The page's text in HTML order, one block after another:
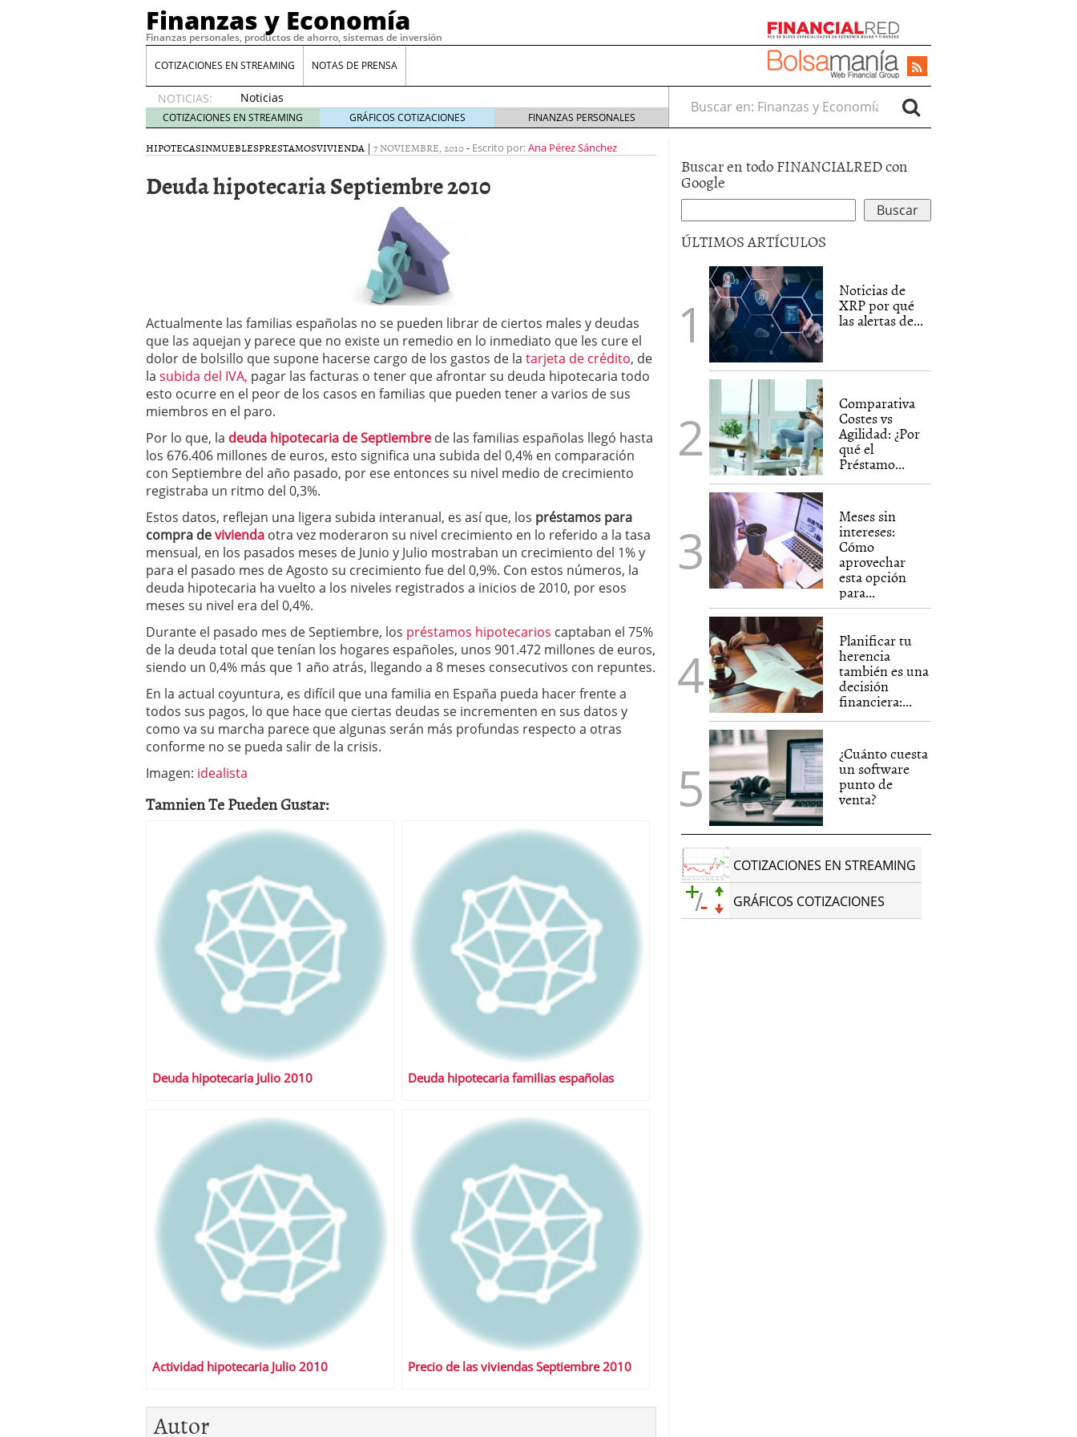
Finanzas y Economía
Finanzas personales, productos de ahorro, sistemas de inversión
COTIZACIONES EN STREAMING NOTAS DE PRENSA
NOTICIAS:
Noticias
de XRP
por qué
las
whales
Comparativa Costes vs Agilidad: ¿Por qué el Préstamo Promotor privado
12 de diciembre de 2025
Meses sin intereses: Cómo aprovechar esta opción para gestionar tus
compras 24 de noviembre de 2025
Planificar tu herencia también es una decisión financiera: cómo anticiparte
a los costes 21 de noviembre de 2025
¿Cuánto cuesta un software punto de venta? 3 de octubre de 2025
COTIZACIONES EN STREAMING GRÁFICOS COTIZACIONES FINANZAS PERSONALES
Buscar en:
HIPOTECASINMUEBLESPRESTAMOSVIVIENDA | 7 NOVIEMBRE, 2010- Escrito por:Ana Pérez Sánchez
Deuda hipotecaria Septiembre 2010
Actualmente las familias españolas no se pueden librar de ciertos males y deudas
que las aquejan y parece que no existe un remedio en lo inmediato que les cure el
dolor de bolsillo que supone hacerse cargo de los gastos de la tarjeta de crédito, de
la subida del IVA, pagar las facturas o tener que afrontar su deuda hipotecaria todo
esto ocurre en el peor de los casos en familias que pueden tener a varios de sus
miembros en el paro.
Por lo que, la deuda hipotecaria de Septiembre de las familias españolas llegó hasta
los 676.406 millones de euros, esto significa una subida del 0,4% en comparación
con Septiembre del año pasado, por ese entonces su nivel medio de crecimiento
registraba un ritmo del 0,3%.
Estos datos, reflejan una ligera subida interanual, es así que, los préstamos para
compra devivienda otra vez moderaron su nivel crecimiento en lo referido a la tasa
mensual, en los pasados meses de Junio y Julio mostraban un crecimiento del 1% y
para el pasado mes de Agosto su crecimiento fue del 0,9%. Con estos números, la
deuda hipotecaria ha vuelto a los niveles registrados a inicios de 2010, por esos
meses su nivel era del 0,4%.
Durante el pasado mes de Septiembre, los préstamos hipotecarios captaban el 75%
de la deuda total que tenían los hogares españoles, unos 901.472 millones de euros,
siendo un 0,4% más que 1 año atrás, llegando a 8 meses consecutivos con repuntes.
En la actual coyuntura, es difícil que una familia en España pueda hacer frente a
todos sus pagos, lo que hace que ciertas deudas se incrementen en sus datos y
como va su marcha parece que algunas serán más profundas respecto a otras
conforme no se pueda salir de la crisis.
Imagen: idealista
Tamnien Te Pueden Gustar:
Deuda hipotecaria Julio 2010 Deuda hipotecaria familias españolas
Actividad hipotecaria Julio 2010 Precio de las viviendas Septiembre 2010
Autor
Buscar en todo FINANCIALRED con
Google
ÚLTIMOS ARTÍCULOS
Noticias de
XRP por qué
las alertas de...
Comparativa
Costes vs
Agilidad: ¿Por
qué el
Préstamo...
Meses sin
intereses:
Cómo
aprovechar
esta opción
para...
Planificar tu
herencia
también es una
decisión
financiera:...
¿Cuánto cuesta
un software
punto de
venta?
COTIZACIONES EN STREAMING
GRÁFICOS COTIZACIONES